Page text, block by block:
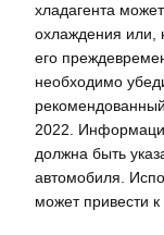
хладагента
охлаждения или,
его
необходимо
2022.
должна быть
автомобиля.
может привести